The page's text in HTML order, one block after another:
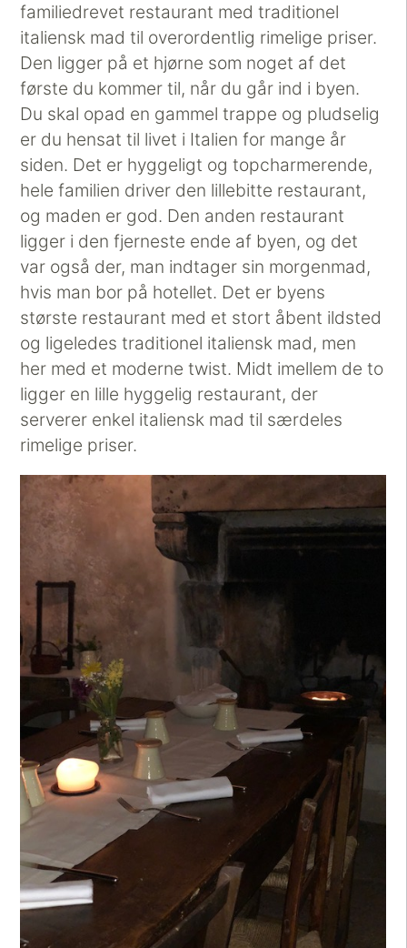
familiedrevet restaurant med traditionel
italiensk mad til overordentlig rimelige priser.
Den ligger på et hjørne som noget af det
første du kommer til, når du går ind i byen.
Du skal opad en gammel trappe og pludselig
er du hensat til livet i Italien for mange år
siden. Det er hyggeligt og topcharmerende,
hele familien driver den lillebitte restaurant,
og maden er god. Den anden restaurant
ligger i den fjerneste ende af byen, og det
var også der, man indtager sin morgenmad,
hvis man bor på hotellet. Det er byens
største restaurant med et stort åbent ildsted
og ligeledes traditionel italiensk mad, men
her med et moderne twist. Midt imellem de to
ligger en lille hyggelig restaurant, der
serverer enkel italiensk mad til særdeles
rimelige priser.